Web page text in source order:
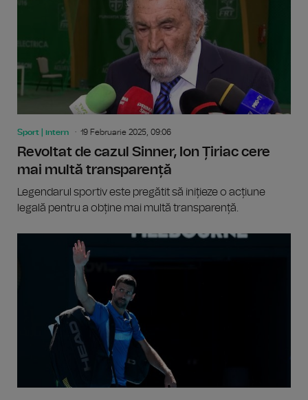
Sport | intern 19 Februarie 2025, 09:06
Revoltat de cazul Sinner, Ion Țiriac cere
mai multă transparență
Legendarul sportiv este pregătit să inițieze o acțiune
legală pentru a obține mai multă transparență.